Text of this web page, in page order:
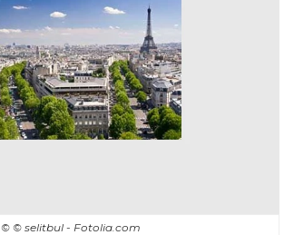
© © selitbul - Fotolia.com